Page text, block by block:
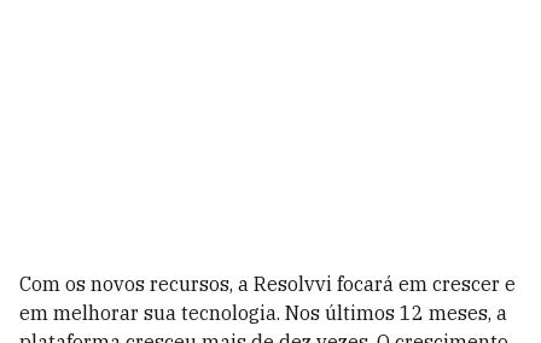
Com os novos recursos, a Resolvvi focará em crescer e
em melhorar sua tecnologia. Nos últimos 12 meses, a